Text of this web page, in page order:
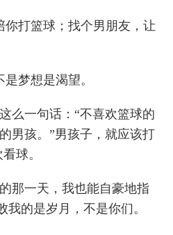
打篮球；找个男朋友，让
梦想是渴望。
一句话：“不喜欢篮球的
男孩。”男孩子，就应该打
球。
一天，我也能自豪地指
我的是岁月，不是你们。